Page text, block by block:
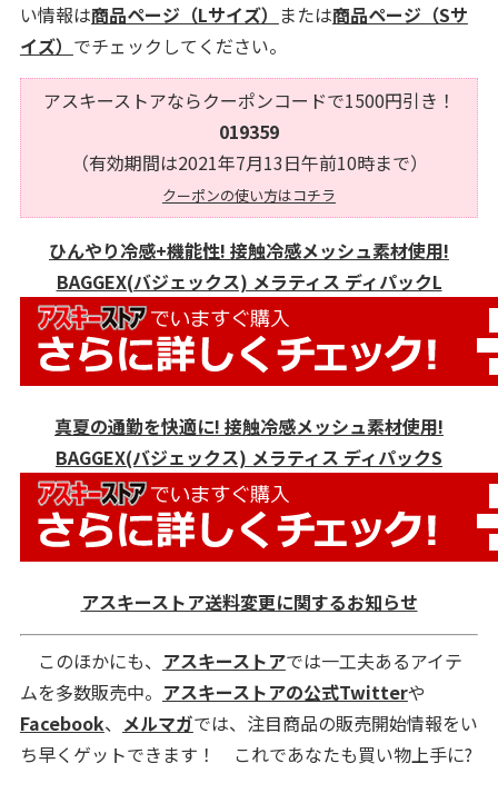
い情報は商品ページ（Lサイズ） または商品ページ（Sサ
イズ） でチェックしてください。
アスキーストアならクーポンコードで1500円引き！
019359
（有効期間は2021年7月13日午前10時まで）
クーポンの使い方はコチラ
ひんやり冷感+機能性! 接触冷感メッシュ素材使用!
BAGGEX(バジェックス) メラティス ディパックL
真夏の通勤を快適に! 接触冷感メッシュ素材使用!
BAGGEX(バジェックス) メラティス ディパックS
アスキーストア送料変更に関するお知らせ
このほかにも、 アスキーストアでは一工夫あるアイテ
ムを多数販売中。 アスキーストアの公式Twitterや
Facebook、 メルマガでは、注目商品の販売開始情報をい
ち早くゲットできます！ これであなたも買い物上手に?